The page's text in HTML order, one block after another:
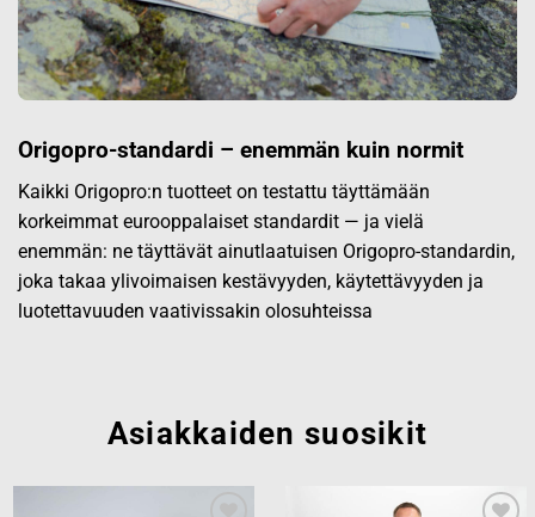
Origopro-standardi – enemmän kuin normit
Kaikki Origopro:n tuotteet on testattu täyttämään
korkeimmat eurooppalaiset standardit — ja vielä
enemmän: ne täyttävät ainutlaatuisen Origopro-standardin,
joka takaa ylivoimaisen kestävyyden, käytettävyyden ja
luotettavuuden vaativissakin olosuhteissa
Asiakkaiden suosikit